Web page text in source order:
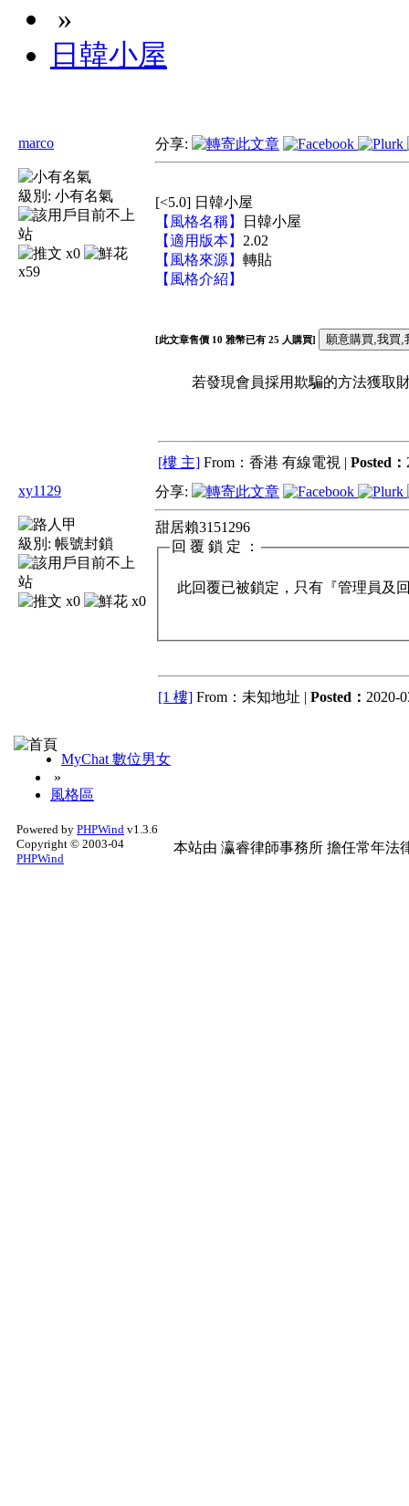
»
日韓小屋
marco
級別: 小有名氣
x0
x59
分享:
[<5.0] 日韓小屋
【風格名稱】
日韓小屋
【適用版本】 2.02
【風格來源】 轉貼
【風格介紹】
[此文章售價 10 雅幣已有 25 人購買]
若發現會員採用欺騙的方法獲取
[樓 主] From：香港 有線電視 | Posted：
xy1129
級別: 帳號封鎖
x0 x0
分享:
甜居賴3151296
回 覆 鎖 定 ：
此回覆已被鎖定，只有『管理員及
[1 樓] From：未知地址 | Posted： 2020-
MyChat 數位男女
»
風格區
Powered by PHPWind v1.3.6
Copyright © 2003-04
PHPWind
本站由 瀛睿律師事務所 擔任常年法